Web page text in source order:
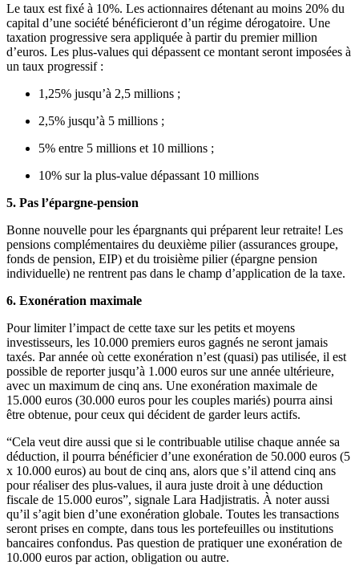
Le taux est fixé à 10%. Les actionnaires détenant au moins 20% du
capital d’une société bénéficieront d’un régime dérogatoire. Une
taxation progressive sera appliquée à partir du premier million
d’euros. Les plus-values qui dépassent ce montant seront imposées à
un taux progressif :
1,25% jusqu’à 2,5 millions ;
2,5% jusqu’à 5 millions ;
5% entre 5 millions et 10 millions ;
10% sur la plus-value dépassant 10 millions
5. Pas l’épargne-pension
Bonne nouvelle pour les épargnants qui préparent leur retraite! Les
pensions complémentaires du deuxième pilier (assurances groupe,
fonds de pension, EIP) et du troisième pilier (épargne pension
individuelle) ne rentrent pas dans le champ d’application de la taxe.
6. Exonération maximale
Pour limiter l’impact de cette taxe sur les petits et moyens
investisseurs, les 10.000 premiers euros gagnés ne seront jamais
taxés. Par année où cette exonération n’est (quasi) pas utilisée, il est
possible de reporter jusqu’à 1.000 euros sur une année ultérieure,
avec un maximum de cinq ans. Une exonération maximale de
15.000 euros (30.000 euros pour les couples mariés) pourra ainsi
être obtenue, pour ceux qui décident de garder leurs actifs.
“Cela veut dire aussi que si le contribuable utilise chaque année sa
déduction, il pourra bénéficier d’une exonération de 50.000 euros (5
x 10.000 euros) au bout de cinq ans, alors que s’il attend cinq ans
pour réaliser des plus-values, il aura juste droit à une déduction
fiscale de 15.000 euros”, signale Lara Hadjistratis. À noter aussi
qu’il s’agit bien d’une exonération globale. Toutes les transactions
seront prises en compte, dans tous les portefeuilles ou institutions
bancaires confondus. Pas question de pratiquer une exonération de
10.000 euros par action, obligation ou autre.